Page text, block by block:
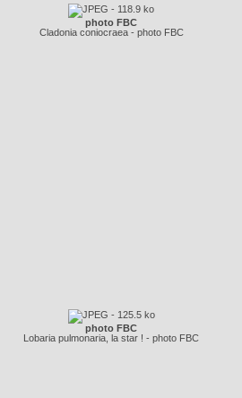
photo FBC
Cladonia coniocraea - photo FBC
photo FBC
Lobaria pulmonaria, la star ! - photo FBC